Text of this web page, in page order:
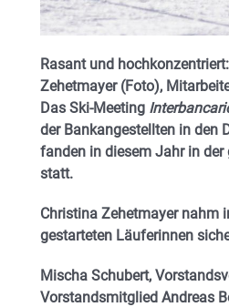
Rasant und
Zehetmayer (Foto),
Das Ski-Meeting
der Bankangestellten in den
fanden in diesem Jahr in
statt.
Christina Zehetmayer nahm
gestarteten Läuferinnen
Mischa Schubert,
Vorstandsmitglied Andreas